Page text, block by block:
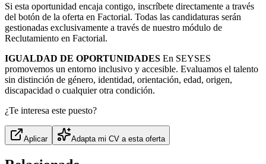
Si esta oportunidad encaja contigo, inscríbete directamente a través
del botón de la oferta en Factorial. Todas las candidaturas serán
gestionadas exclusivamente a través de nuestro módulo de
Reclutamiento en Factorial.
IGUALDAD DE OPORTUNIDADES En SEYSES
promovemos un entorno inclusivo y accesible. Evaluamos el talento
sin distinción de género, identidad, orientación, edad, origen,
discapacidad o cualquier otra condición.
¿Te interesa este puesto?
Aplicar Adapta mi CV a esta oferta